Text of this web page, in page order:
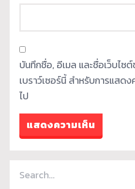
บันทึกชื่อ, อีเมล และชื่อเว็บไซ
เบราว์เซอร์นี้ สำหรับการแสด
ไป